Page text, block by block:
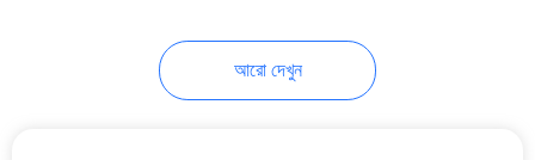
আরো দেখুন